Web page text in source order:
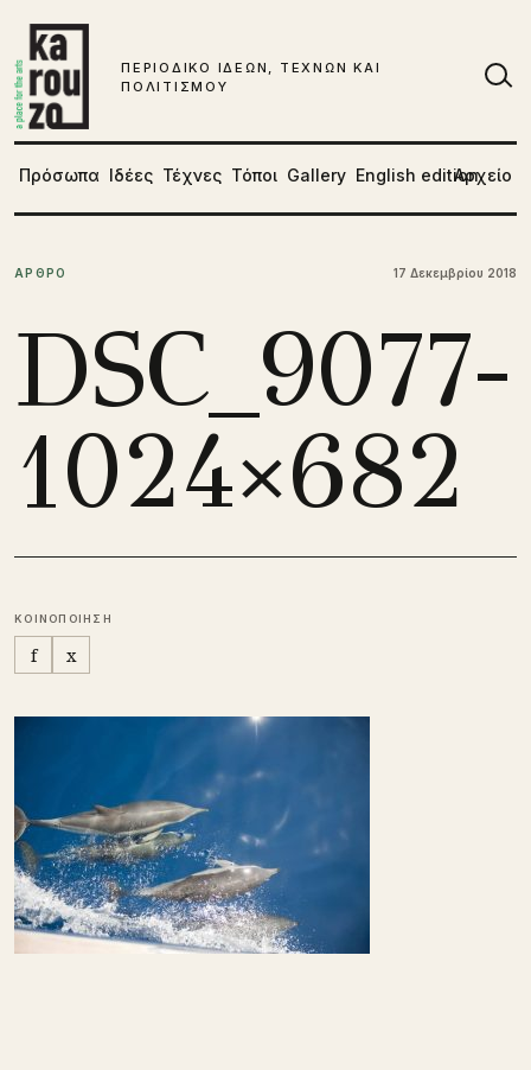
ΠΕΡΙΟΔΙΚΟ ΙΔΕΩΝ, ΤΕΧΝΩΝ ΚΑΙ
ΠΟΛΙΤΙΣΜΟΥ
Πρόσωπα Ιδέες Τέχνες Τόποι Gallery English editionΑρχείο
ΑΡΘΡΟ 17 Δεκεμβρίου 2018
DSC_9077-
1024×682
ΚΟΙΝΟΠΟΙΗΣΗ
f x